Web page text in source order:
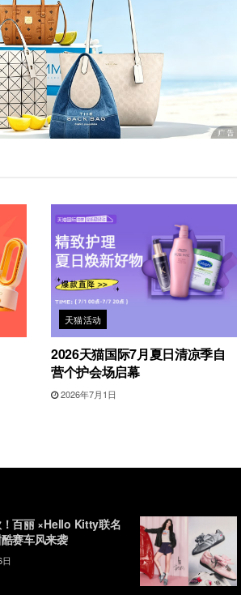
天猫活动
2026天猫国际7月夏日清凉季自
营个护会场启幕
2026年7月1日
百丽 ×Hello Kitty联名
赛车风来袭